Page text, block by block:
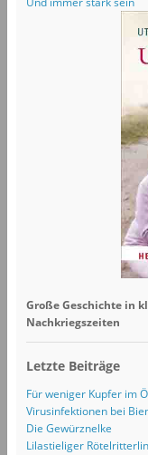
Große Geschichte in
Nachkriegszeiten
Letzte Beiträge
Für weniger Kupfer im
Virusinfektionen bei
Die Gewürznelke
Lilastieliger